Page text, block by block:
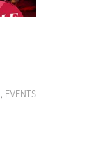
, EVENTS